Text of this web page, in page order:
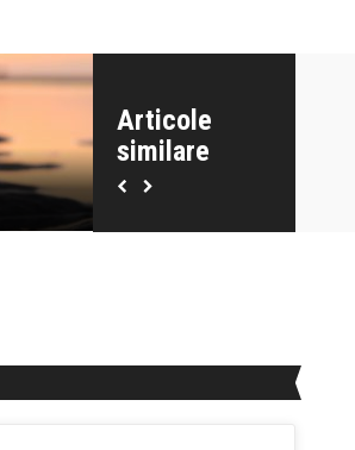
Articole
similare
revistatango
Evelin-Melinda Macho: Îmi iubesc